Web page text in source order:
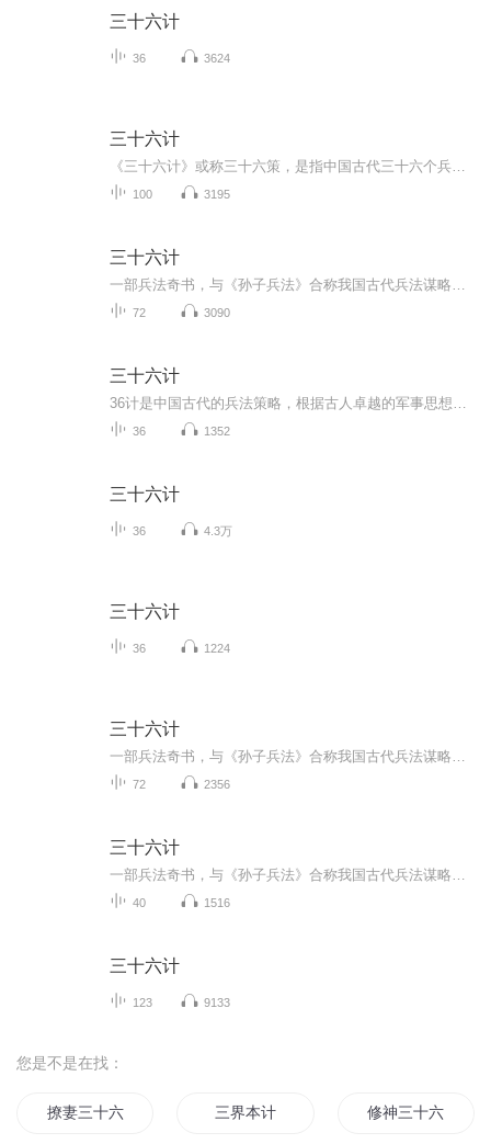
三十六计
36 3624
三十六计
100 3195
三十六计
72 3090
三十六计
36 1352
三十六计
36 4.3万
三十六计
36 1224
三十六计
72 2356
三十六计
40 1516
三十六计
123 9133
您是不是在找：
撩妻三十六计 三界本计 修神三十六计